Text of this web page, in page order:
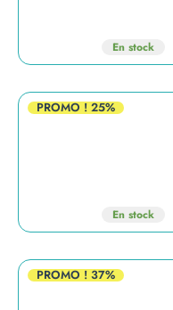
En stock
PROMO !25%
En stock
PROMO !37%